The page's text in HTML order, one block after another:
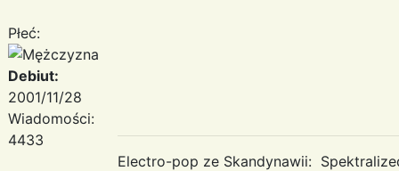
Płeć:
Debiut:
2001/11/28
Wiadomości:
4433
Electro-pop ze Skandynawii: